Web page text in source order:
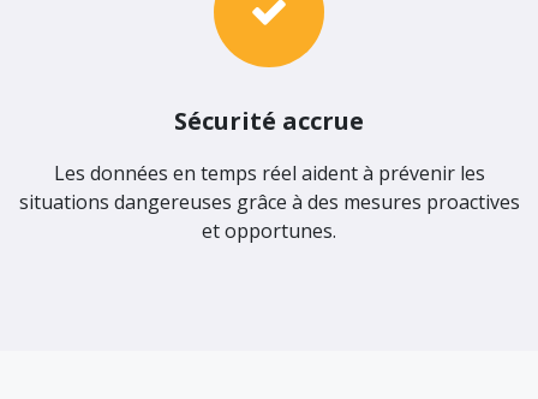
Sécurité accrue
Les données en temps réel aident à prévenir les
situations dangereuses grâce à des mesures proactives
et opportunes.